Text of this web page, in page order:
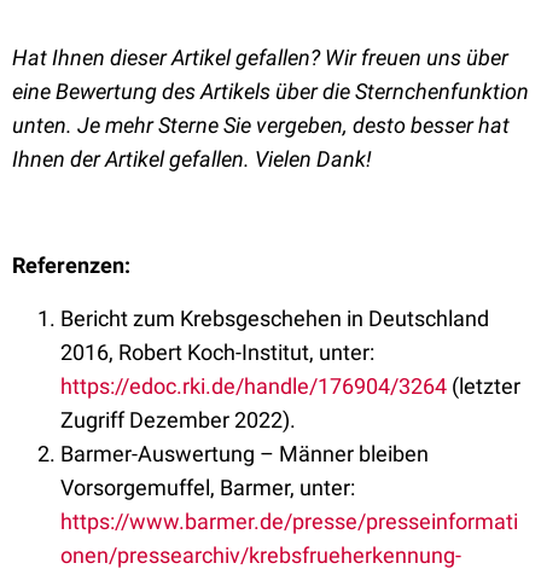
Hat Ihnen dieser Artikel gefallen? Wir freuen uns über
eine Bewertung des Artikels über die Sternchenfunktion
unten. Je mehr Sterne Sie vergeben, desto besser hat
Ihnen der Artikel gefallen. Vielen Dank!
Referenzen:
Bericht zum Krebsgeschehen in Deutschland
2016, Robert Koch-Institut, unter:
https://edoc.rki.de/handle/176904/3264 (letzter
Zugriff Dezember 2022).
Barmer-Auswertung – Männer bleiben
Vorsorgemuffel, Barmer, unter:
https://www.barmer.de/presse/presseinformati
onen/pressearchiv/krebsfrueherkennung-